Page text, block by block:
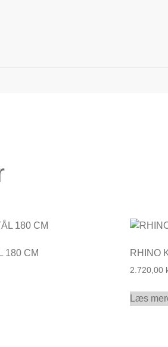
180 CM RHINO
2.720,00
Læs